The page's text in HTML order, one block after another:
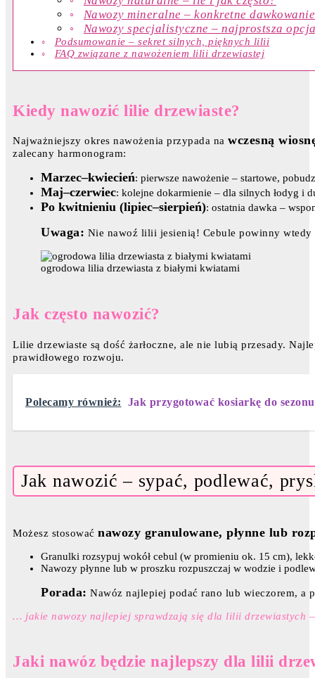
Nawozy mineralne – konkretne dawkowanie
Nawozy specjalistyczne – najprostsza
Podsumowanie – sekret silnych, pięknych lilii
FAQ związane z nawożeniem lilii drzewiastej
Kiedy nawozić lilie drzewiaste?
Najważniejszy okres nawożenia przypada na wczesną
zalecany harmonogram:
Marzec–kwiecień: pierwsze nawożenie – startowe,
Maj–czerwiec: kolejne dokarmienie – dla silnych łodyg i
Po kwitnieniu (lipiec–sierpień): ostatnia dawka –
Uwaga: Nie nawoź lilii jesienią! Cebule powinny wtedy
ogrodowa lilia drzewiasta z białymi kwiatami
Jak często nawozić?
Lilie drzewiaste są dość żarłoczne, ale nie lubią przesady.
prawidłowego rozwoju.
Polecamy również: Jak przygotować kosiarkę do
Jak nawozić – sypać, podlewać,
Możesz stosować nawozy granulowane, płynne lub
Granulki rozsypuj wokół cebul (w promieniu ok. 15 cm),
Nawozy płynne lub w proszku rozpuszczaj w wodzie i
Porada: Nawóz najlepiej podać rano lub wieczorem, a
… jakie nawozy najlepiej sprawdzają się dla lilii drzewiastych
Jaki nawóz będzie najlepszy dla lilii